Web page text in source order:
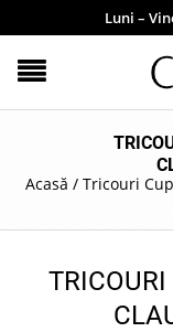
Luni –
Acasă / Tricouri